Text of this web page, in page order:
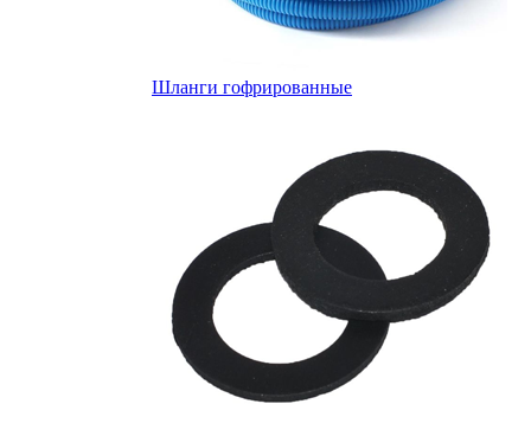
Шланги гофрированные